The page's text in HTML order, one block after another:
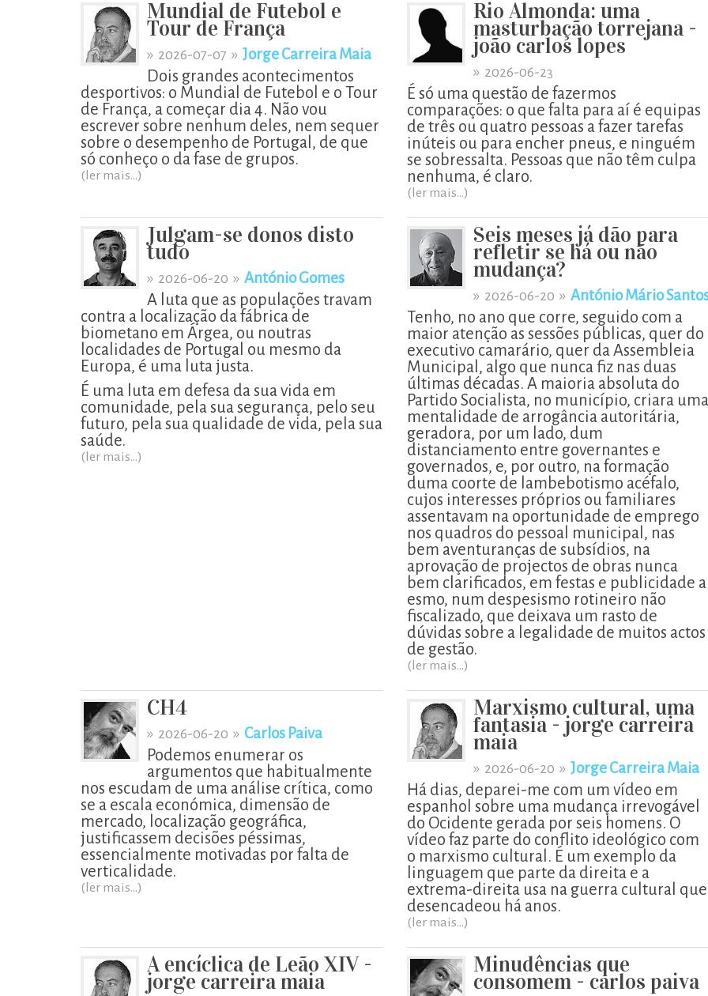
Mundial de Futebol e
Tour de França
» 2026-07-07 » Jorge Carreira Maia
Dois grandes acontecimentos
desportivos: o Mundial de Futebol e o Tour
de França, a começar dia 4. Não vou
escrever sobre nenhum deles, nem sequer
sobre o desempenho de Portugal, de que
só conheço o da fase de grupos.
(ler mais...)
Rio Almonda: uma
masturbação torrejana -
joão carlos lopes
» 2026-06-23
É só uma questão de fazermos
comparações: o que falta para aí é equipas
de três ou quatro pessoas a fazer tarefas
inúteis ou para encher pneus, e ninguém
se sobressalta. Pessoas que não têm culpa
nenhuma, é claro.
(ler mais...)
Julgam-se donos disto
tudo
» 2026-06-20 » António Gomes
A luta que as populações travam
contra a localização da fábrica de
biometano em Árgea, ou noutras
localidades de Portugal ou mesmo da
Europa, é uma luta justa.
É uma luta em defesa da sua vida em
comunidade, pela sua segurança, pelo seu
futuro, pela sua qualidade de vida, pela sua
saúde.
(ler mais...)
Seis meses já dão para
refletir se há ou não
mudança?
» 2026-06-20 » António Mário
Tenho, no ano que corre, seguido com a
maior atenção as sessões públicas, quer do
executivo camarário, quer da Assembleia
Municipal, algo que nunca fiz nas duas
últimas décadas. A maioria absoluta do
Partido Socialista, no município, criara uma
mentalidade de arrogância autoritária,
geradora, por um lado, dum
distanciamento entre governantes e
governados, e, por outro, na formação
duma coorte de lambebotismo acéfalo,
cujos interesses próprios ou familiares
assentavam na oportunidade de emprego
nos quadros do pessoal municipal, nas
bem aventuranças de subsídios, na
aprovação de projectos de obras nunca
bem clarificados, em festas e publicidade a
esmo, num despesismo rotineiro não
fiscalizado, que deixava um rasto de
dúvidas sobre a legalidade de muitos actos
de gestão.
(ler mais...)
CH4
» 2026-06-20 » Carlos Paiva
Podemos enumerar os
argumentos que habitualmente
nos escudam de uma análise crítica, como
se a escala económica, dimensão de
mercado, localização geográfica,
justificassem decisões péssimas,
essencialmente motivadas por falta de
verticalidade.
(ler mais...)
Marxismo cultural, uma
fantasia - jorge carreira
maia
» 2026-06-20 » Jorge Carreira Maia
Há dias, deparei-me com um vídeo em
espanhol sobre uma mudança irrevogável
do Ocidente gerada por seis homens. O
vídeo faz parte do conflito ideológico com
o marxismo cultural. É um exemplo da
linguagem que parte da direita e a
extrema-direita usa na guerra cultural que
desencadeou há anos.
(ler mais...)
A encíclica de Leão XIV -
jorge carreira maia
Minudências que
consomem - carlos paiva